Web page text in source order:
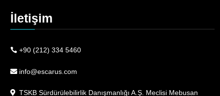
İletişim
+90 (212) 334 5460
info@escarus.com
TSKB Sürdürülebilirlik Danışmanlığı A.Ş. Meclisi Mebusan